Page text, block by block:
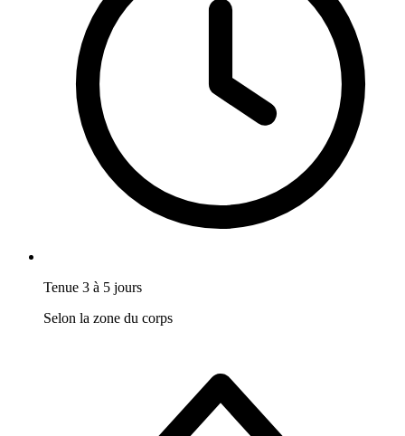
Tenue 3 à 5 jours
Selon la zone du corps